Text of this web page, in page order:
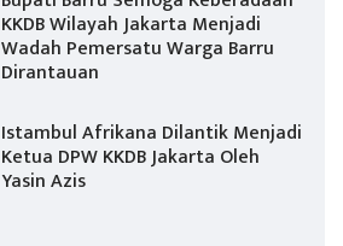
KKDB Wilayah Jakarta Menjadi
Wadah Pemersatu Warga Barru
Dirantauan
Istambul Afrikana Dilantik Menjadi
Ketua DPW KKDB Jakarta Oleh
Yasin Azis